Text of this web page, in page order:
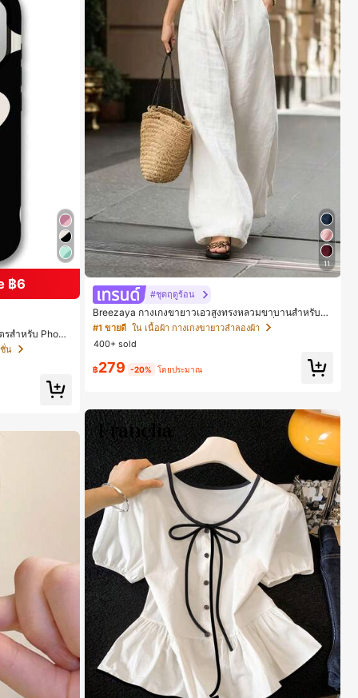
฿6
สำหรับ Phone
15 Pro M
ะน่าสนใจ, เข้
ดมคติสำหรับค
นและวันเกิดสำ
น
11
#ชุดฤดูร้อน
Breezaya กางเกงขายาวเอวสูงทรงหลวมขาบานสำหรับผู้ห
ญิง สีขาวเรียบหรูสไตล์ชิค เหมาะสำหรับใส่เที่ยวทะเล วันหยุ
ดพักผ่อนฤดูร้อน ลุคสบายๆ ใส่ได้หลายโอกาสในชีวิตประจำ
วัน
#1 ขายดี ใน เนื้อผ้า กางเกงขายาวลำลองผ้า
400+ sold
฿279 -20% โดยประมาณ